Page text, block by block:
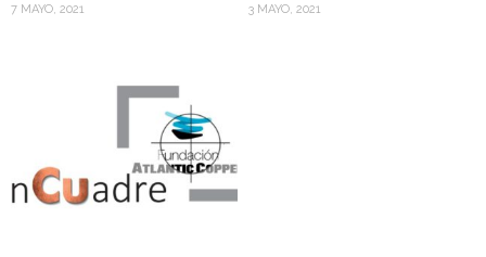
7 MAYO, 2021 3 MAYO, 2021